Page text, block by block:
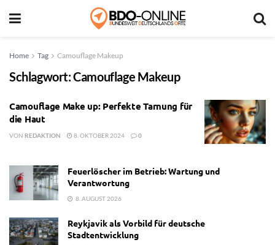
Home Tag Camouflage Makeup
Schlagwort:Camouflage Makeup
Camouflage Make up: Perfekte Tarnung für
die Haut
VON REDAKTION 8. OKTOBER 2024 0
Feuerlöscher im Betrieb: Wartung und
Verantwortung
8. AUGUST 2026
Reykjavik als Vorbild für deutsche
Stadtentwicklung